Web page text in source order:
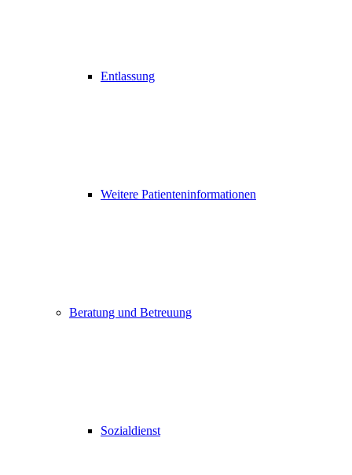
Entlassung
Weitere Patienteninformationen
Beratung und Betreuung
Sozialdienst